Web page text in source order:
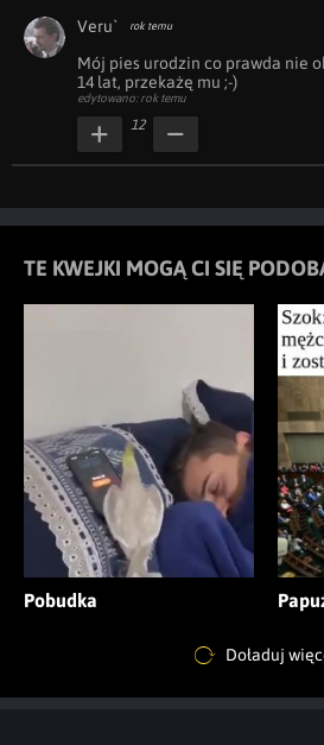
Veru` rok temu
Mój pies urodzin co prawda nie
14 lat, przekażę mu ;-)
edytowano: rok temu
12
TE KWEJKI MOGĄ CI SIĘ
Pobudka
Doładuj